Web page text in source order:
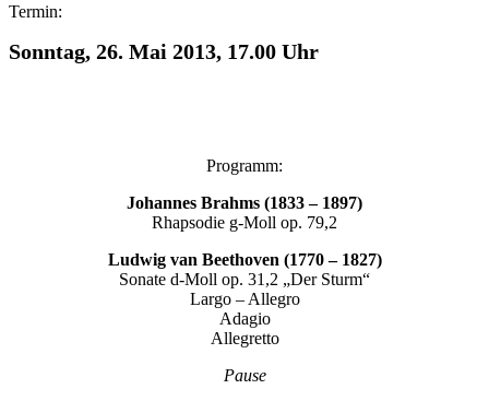
Termin:
Sonntag, 26. Mai 2013, 17.00 Uhr
Programm:
Johannes Brahms (1833 – 1897)
Rhapsodie g-Moll op. 79,2
Ludwig van Beethoven (1770 – 1827)
Sonate d-Moll op. 31,2 „Der Sturm“
Largo – Allegro
Adagio
Allegretto
Pause